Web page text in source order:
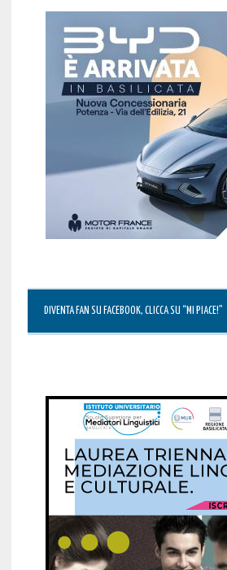
DIVENTA FAN SU FACEBOOK, CLICCA SU “MI PIACE!”